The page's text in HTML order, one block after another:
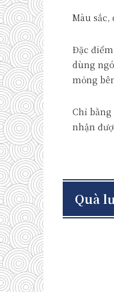
Màu
Đặc
dùng
mỏng
Chỉ
nhận
Quà